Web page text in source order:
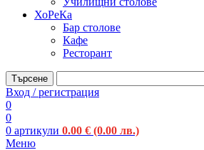
ХоРеКа
Бар столове
Кафе
Ресторант
Търсене
Вход / регистрация
0
0
0 артикули 0.00 € (0.00 лв.)
Меню